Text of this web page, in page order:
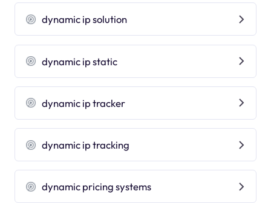
dynamic ip solution
dynamic ip static
dynamic ip tracker
dynamic ip tracking
dynamic pricing systems